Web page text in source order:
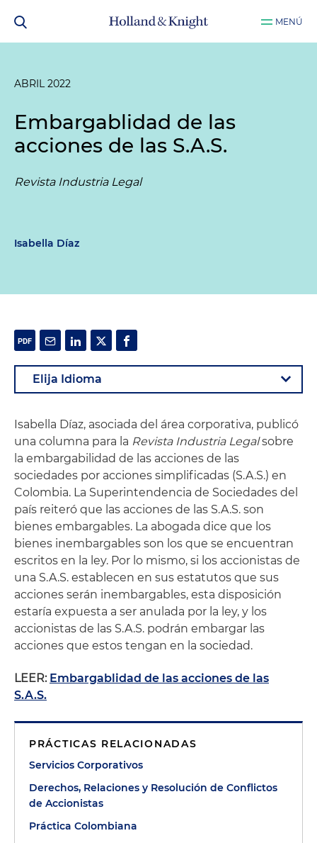
MENÚ
ABRIL 2022
Embargablidad de las
acciones de las S.A.S.
Revista Industria Legal
Isabella Díaz
Isabella Díaz, asociada del área corporativa, publicó
una columna para la Revista Industria Legalsobre
la embargabilidad de las acciones de las
sociedades por acciones simplificadas (S.A.S.) en
Colombia. La Superintendencia de Sociedades del
país reiteró que las acciones de las S.A.S. son
bienes embargables. La abogada dice que los
bienes inembargables son los que se encuentran
escritos en la ley. Por lo mismo, si los accionistas de
una S.A.S. establecen en sus estatutos que sus
acciones serán inembargables, esta disposición
estaría expuesta a ser anulada por la ley, y los
accionistas de las S.A.S. podrán embargar las
acciones que estos tengan en la sociedad.
LEER: Embargablidad de las acciones de las
S.A.S.
PRÁCTICAS RELACIONADAS
Servicios Corporativos
Derechos, Relaciones y Resolución de Conflictos
de Accionistas
Práctica Colombiana